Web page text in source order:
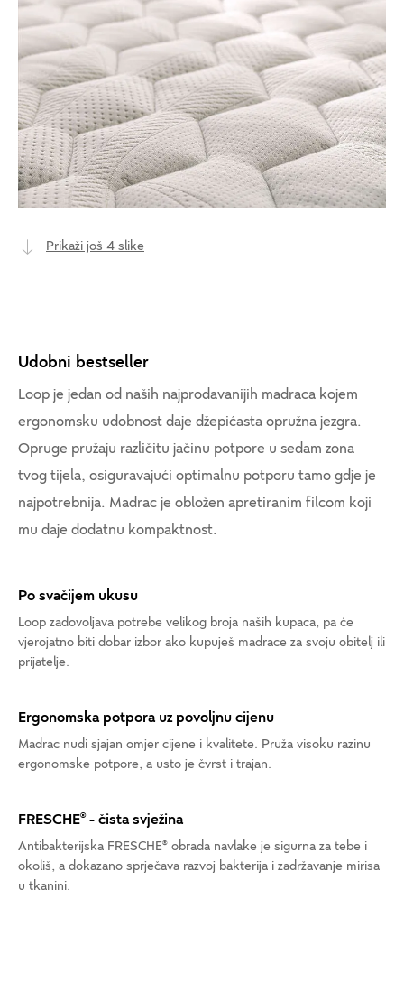
Prikaži još 4 slike
Udobni bestseller
Loop je jedan od naših najprodavanijih madraca kojem
ergonomsku udobnost daje džepićasta opružna jezgra.
Opruge pružaju različitu jačinu potpore u sedam zona
tvog tijela, osiguravajući optimalnu potporu tamo gdje je
najpotrebnija. Madrac je obložen apretiranim filcom koji
mu daje dodatnu kompaktnost.
Po svačijem ukusu
Loop zadovoljava potrebe velikog broja naših kupaca, pa će
vjerojatno biti dobar izbor ako kupuješ madrace za svoju obitelj ili
prijatelje.
Ergonomska potpora uz povoljnu cijenu
Madrac nudi sjajan omjer cijene i kvalitete. Pruža visoku razinu
ergonomske potpore, a usto je čvrst i trajan.
FRESCHE® - čista svježina
Antibakterijska FRESCHE® obrada navlake je sigurna za tebe i
okoliš, a dokazano sprječava razvoj bakterija i zadržavanje mirisa
u tkanini.